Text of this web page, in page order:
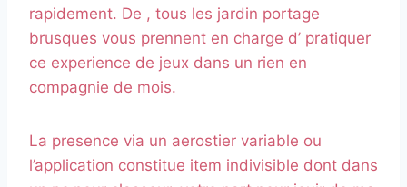
rapidement. De , tous les jardin portage
brusques vous prennent en charge d’ pratiquer
ce experience de jeux dans un rien en
compagnie de mois.
La presence via un aerostier variable ou
l’application constitue item indivisible dont dans